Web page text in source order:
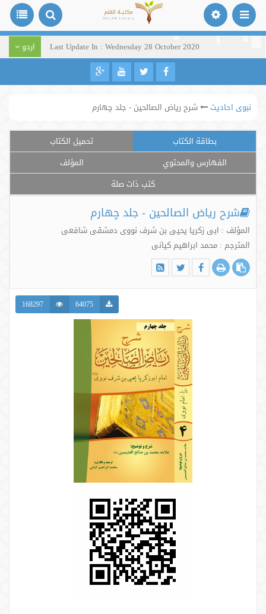
Last Update In : Wednesday 28 October 2020 اردو
نبوی احادیث شرح ریاض الصالحین - جلد چهارم
بطاقة الكتاب
تحميل الكتاب
الفهارس والمحتوي
المؤلف
كتب ذات صلة
شرح ریاض الصالحین - جلد چهارم
المؤلف : ابی زکریا یحیی بن شرف نووی دمشقی شافعی
المترجم : محمد ابراهیم کیانی
64075
168297